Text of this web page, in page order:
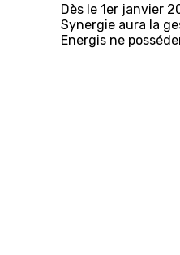
Dès le 1er janvier
Synergie aura la
Energis ne